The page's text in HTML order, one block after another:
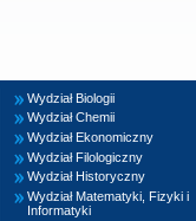
Wydział Biologii
Wydział Chemii
Wydział Ekonomiczny
Wydział Filologiczny
Wydział Historyczny
Wydział Matematyki, Fizyki i
Informatyki